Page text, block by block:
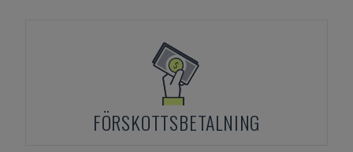
FÖRSKOTTSBETALNING